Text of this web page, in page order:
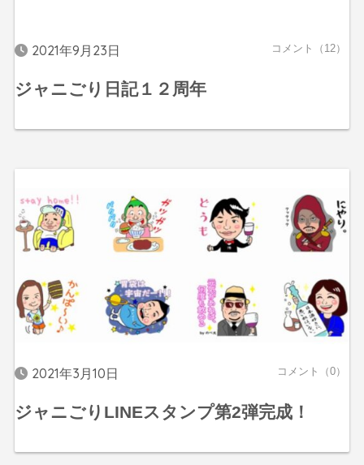
2021年9月23日 コメント（12）
ジャニごり日記１２周年
2021年3月10日 コメント（0）
ジャニごりLINEスタンプ第2弾完成！